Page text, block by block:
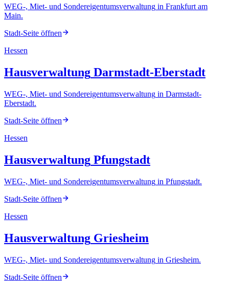
WEG-, Miet- und Sondereigentumsverwaltung in Frankfurt am
Main.
Stadt-Seite öffnen
Hessen
Hausverwaltung Darmstadt-Eberstadt
WEG-, Miet- und Sondereigentumsverwaltung in Darmstadt-
Eberstadt.
Stadt-Seite öffnen
Hessen
Hausverwaltung Pfungstadt
WEG-, Miet- und Sondereigentumsverwaltung in Pfungstadt.
Stadt-Seite öffnen
Hessen
Hausverwaltung Griesheim
WEG-, Miet- und Sondereigentumsverwaltung in Griesheim.
Stadt-Seite öffnen